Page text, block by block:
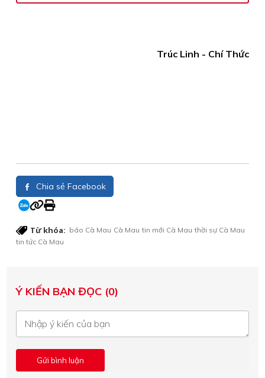
Trúc Linh - Chí Thức
Chia sẻ Facebook
Từ khóa: báo Cà Mau Cà Mau tin mới Cà Mau thời sự Cà Mau
tin tức Cà Mau
Ý KIẾN BẠN ĐỌC (0)